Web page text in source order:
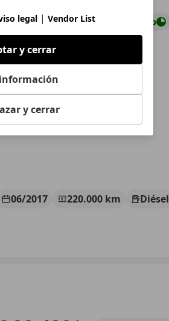
11.490 1 precio
06/2017 220.000 km Diésel
legal | Vendor List
y cerrar
y cerrar